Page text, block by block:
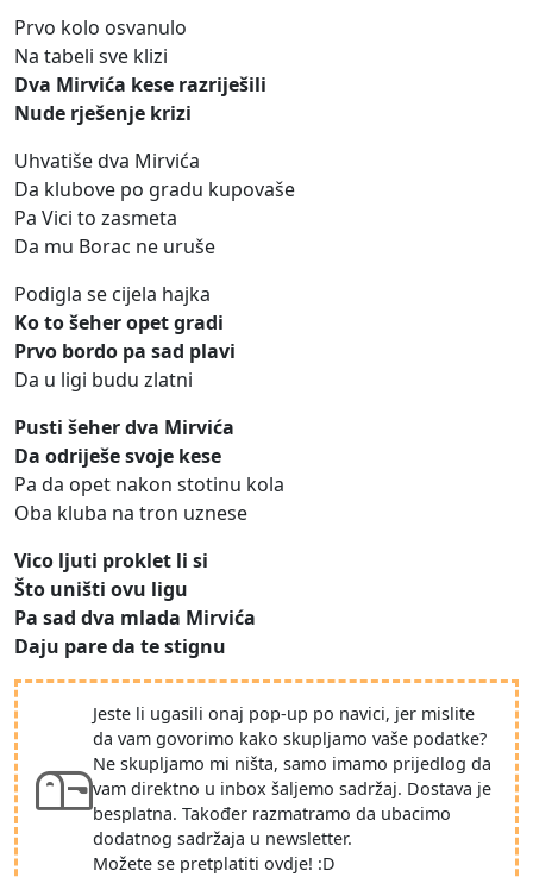
Prvo kolo osvanulo
Na tabeli sve klizi
Dva Mirvića kese razriješili
Nude rješenje krizi
Uhvatiše dva Mirvića
Da klubove po gradu kupovaše
Pa Vici to zasmeta
Da mu Borac ne uruše
Podigla se cijela hajka
Ko to šeher opet gradi
Prvo bordo pa sad plavi
Da u ligi budu zlatni
Pusti šeher dva Mirvića
Da odriješe svoje kese
Pa da opet nakon stotinu kola
Oba kluba na tron uznese
Vico ljuti proklet li si
Što uništi ovu ligu
Pa sad dva mlada Mirvića
Daju pare da te stignu
Jeste li ugasili onaj pop-up po navici, jer mislite
da vam govorimo kako skupljamo vaše podatke?
Ne skupljamo mi ništa, samo imamo prijedlog da
vam direktno u inbox šaljemo sadržaj. Dostava je
besplatna. Također razmatramo da ubacimo
dodatnog sadržaja u newsletter.
Možete se pretplatiti ovdje! :D